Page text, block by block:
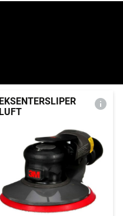
EKSENTERSLIPER
LUFT